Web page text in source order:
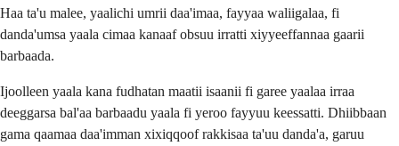
Haa ta'u malee, yaalichi umrii daa'imaa, fayyaa waliigalaa, fi
danda'umsa yaala cimaa kanaaf obsuu irratti xiyyeeffannaa gaarii
barbaada.
Ijoolleen yaala kana fudhatan maatii isaanii fi garee yaalaa irraa
deeggarsa bal'aa barbaadu yaala fi yeroo fayyuu keessatti. Dhiibbaan
gama qaamaa daa'imman xixiqqoof rakkisaa ta'uu danda'a, garuu